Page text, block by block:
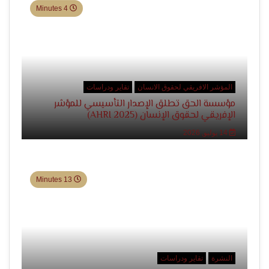
المؤشر الافريقي لحقوق الانسان تقاير ودراسات
مؤسسة الحق تطلق الإصدار التأسيسي للمؤشر
الإفريقي لحقوق الإنسان (AHRI 2025)
النشرة تقاير ودراسات